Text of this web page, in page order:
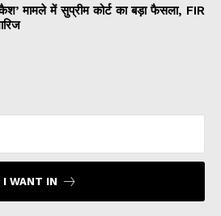
मामले में सुप्रीम कोर्ट का बड़ा फैसला, FIR
I WANT IN